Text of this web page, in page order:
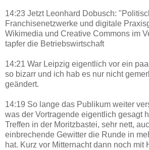
14:23 Jetzt Leonhard Dobusch:
Franchisenetzwerke und digitale
Wikimedia und Creative Commons im
tapfer die Betriebswirtschaft
14:21 War Leipzig eigentlich vor ein
so bizarr und ich hab es nur nicht
geändert.
14:19 So lange das Publikum weiter
was der Vortragende eigentlich gesagt
Treffen in der Moritzbastei, sehr nett,
einbrechende Gewitter die Runde in
hat. Kurz vor Mitternacht dann noch mit